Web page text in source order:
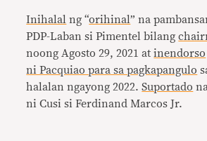
Inihalal ng “orihinal” na
PDP-Laban si Pimentel bilang
noong Agosto 29, 2021 atinendorso
ni Pacquiao para sa pagkapangulo
halalan ngayong 2022.Suportado
ni Cusi si Ferdinand Marcos Jr.